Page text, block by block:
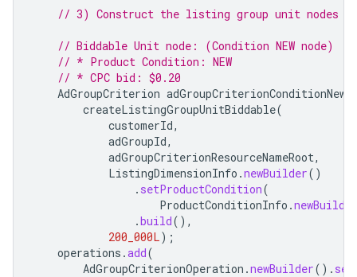
// 3) Construct the listing group unit nodes for
// Biddable Unit node: (Condition NEW node)
// * Product Condition: NEW
// * CPC bid: $0.20
AdGroupCriterion adGroupCriterionConditionNew
createListingGroupUnitBiddable(
customerId,
adGroupId,
adGroupCriterionResourceNameRoot,
ListingDimensionInfo .newBuilder()
. setProductCondition(
ProductConditionInfo .newBuilder
.build(),
200_000L);
operations .add(
AdGroupCriterionOperation .newBuilder().